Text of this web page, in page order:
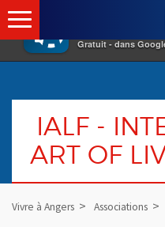
×
Gratuit - dans
IALF -
ART OF
Vivre à Angers Associations